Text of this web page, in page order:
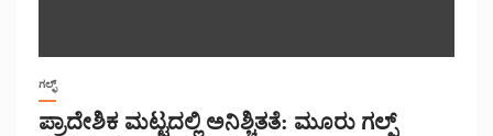
ಗಲ್ಫ್
ಪ್ರಾದೇಶಿಕ ಮಟ್ಟದಲ್ಲಿ ಅನಿಶ್ಚಿತತೆ: ಮೂರು ಗಲ್ಫ್